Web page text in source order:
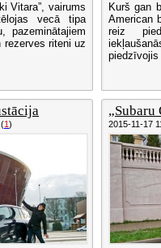
Vitara”, vairums
vecā tipa
pazeminātajiem
rezerves riteni uz
Kurš gan
American
reiz
1)
„Subaru
2015-11-17